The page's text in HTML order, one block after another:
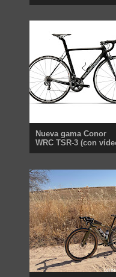
Nueva gama Conor
WRC TSR-3 (con